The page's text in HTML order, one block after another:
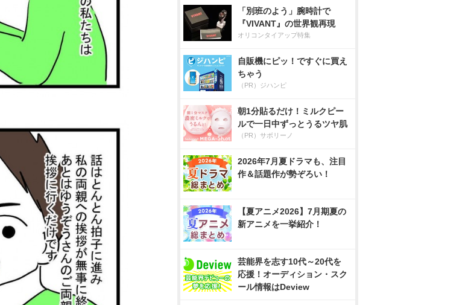
「別班のよう」腕時計で
『VIVANT』の世界観再現
オリコンタイアップ特集
自販機にピッ！ですぐに買え
ちゃう
（PR）ジハンピ
朝1分貼るだけ！ミルクピー
ルで一日中ずっとうるツヤ肌
（PR）サボリーノ
2026年7月夏ドラマも、注目
作＆話題作が勢ぞろい！
【夏アニメ2026】7月期夏の
新アニメを一挙紹介！
芸能界を志す10代～20代を
応援！オーディション・スク
ール情報はDeview